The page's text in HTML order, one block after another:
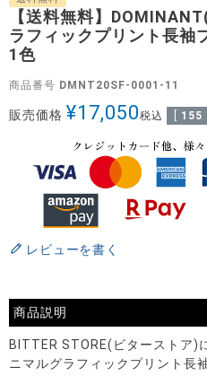
【送料無料】
ラフィックプリント長袖
1色
商品番号 DMNT20SF-0001-11
販売価格 ¥17,050税込 155
レビューを書く
商品説明
BITTER STORE(ビターストア)
ニマルグラフィックプリント長